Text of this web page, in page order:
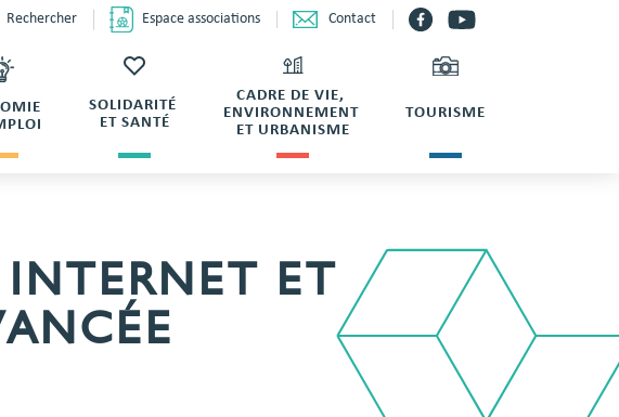
Rechercher Espace associations Contact
SOLIDARITÉ
ET SANTÉ
CADRE DE VIE,
ENVIRONNEMENT
ET URBANISME
TOURISME
ET